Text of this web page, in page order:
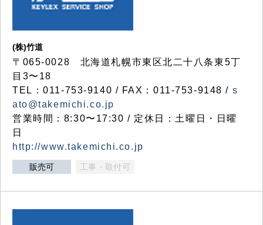
(株)竹道
〒065-0028 北海道札幌市東区北二十八条東5丁
目3〜18
TEL：011-753-9140 / FAX：011-753-9148 / s
ato@takemichi.co.jp
営業時間：8:30〜17:30 / 定休日：土曜日・日曜
日
http://www.takemichi.co.jp
販売可 工事・取付可